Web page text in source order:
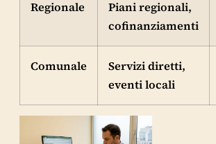
Regionale
Piani regionali,
cofinanziamenti
Comunale
Servizi diretti,
eventi locali